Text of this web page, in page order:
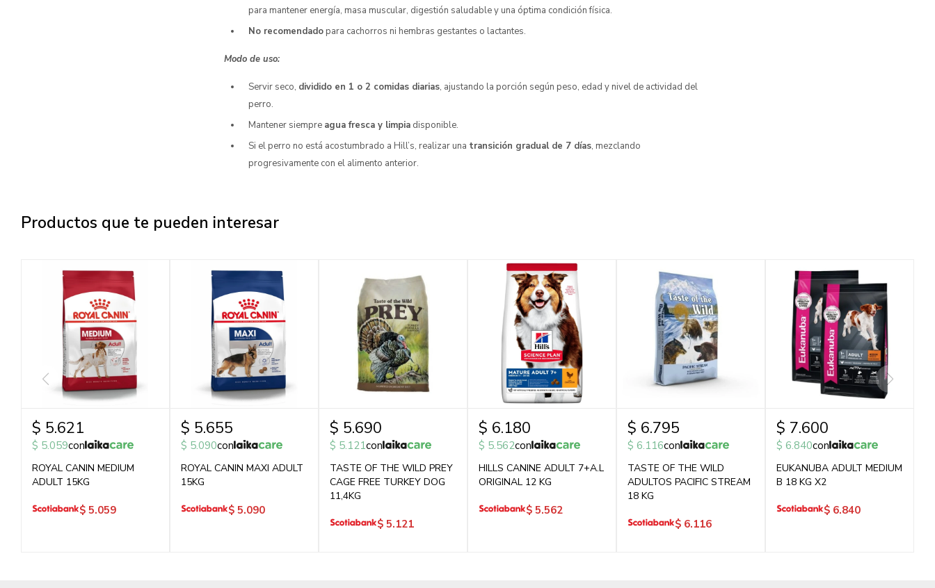
para mantener energía, masa muscular, digestión saludable y una óptima condición física.
No recomendado para cachorros ni hembras gestantes o lactantes.
Modo de uso:
Servir seco, dividido en 1 o 2 comidas diarias, ajustando la porción según peso, edad y nivel de actividad del
perro.
Mantener siempre agua fresca y limpia disponible.
Si el perro no está acostumbrado a Hill’s, realizar una transición gradual de 7 días, mezclando
progresivamente con el alimento anterior.
Productos que te pueden interesar
$ 5.621
$ 5.059con
ROYAL CANIN MEDIUM
ADULT 15KG
$ 5.059
$ 5.655
$ 5.090con
ROYAL CANIN MAXI ADULT
15KG
$ 5.090
$ 5.690
$ 5.121con
TASTE OF THE WILD PREY
CAGE FREE TURKEY DOG
11,4KG
$ 5.121
$ 6.180
$ 5.562con
HILLS CANINE ADULT 7+A.L
ORIGINAL 12 KG
$ 5.562
$ 6.795
$ 6.116con
TASTE OF THE WILD
ADULTOS PACIFIC STREAM
18 KG
$ 6.116
$ 7.600
$ 6.840con
EUKANUBA ADULT MEDIUM
B 18 KG X2
$ 6.840